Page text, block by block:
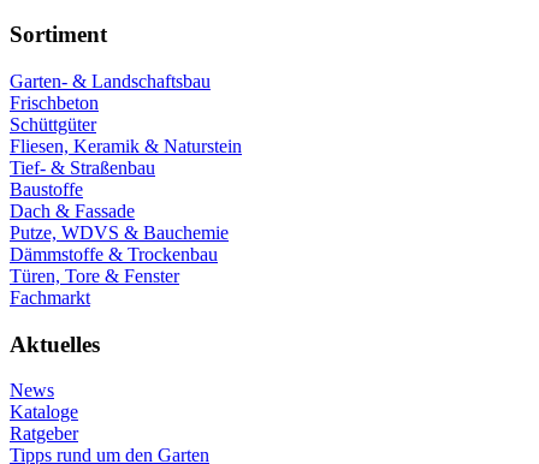
Sortiment
Garten- & Landschaftsbau
Frischbeton
Schüttgüter
Fliesen, Keramik & Naturstein
Tief- & Straßenbau
Baustoffe
Dach & Fassade
Putze, WDVS & Bauchemie
Dämmstoffe & Trockenbau
Türen, Tore & Fenster
Fachmarkt
Aktuelles
News
Kataloge
Ratgeber
Tipps rund um den Garten